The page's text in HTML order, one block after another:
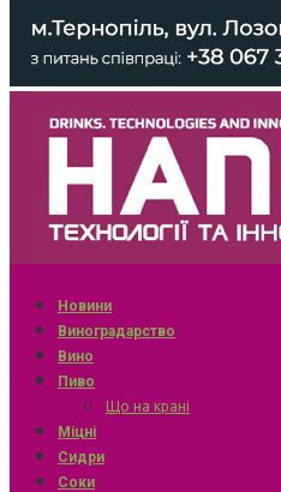
Новини
Виноградарство
Вино
Пиво
Що на крані
Міцні
Сидри
Соки